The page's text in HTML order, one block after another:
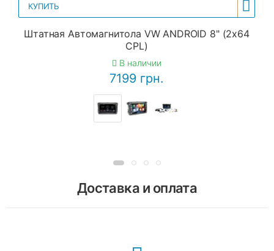
КУПИТЬ
Штатная Автомагнитола VW ANDROID 8" (2x64
CPL)
В наличии
7199 грн.
Доставка и оплата